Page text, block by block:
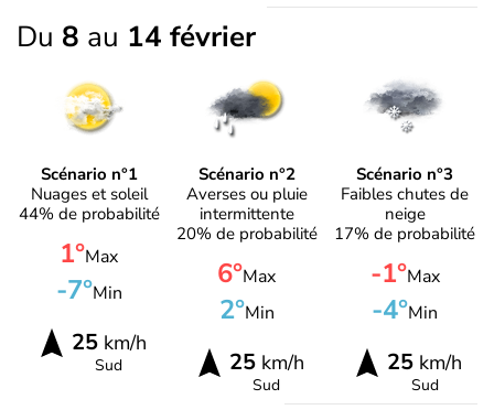
Du 8 au 14 février
Scénario n°1
Nuages et soleil
44% de probabilité
1°Max
-7°Min
25km/h
Sud
Scénario n°2
Averses ou pluie
intermittente
20% de probabilité
6°Max
2°Min
25km/h
Sud
Scénario n°3
Faibles chutes de
neige
17% de probabilité
-1°Max
-4°Min
25 km/h
Sud